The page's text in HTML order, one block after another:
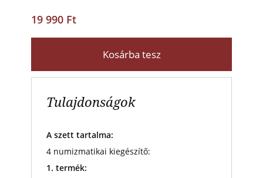
19 990 Ft
Kosárba tesz
Tulajdonságok
A szett tartalma:
4 numizmatikai kiegészítő:
1. termék: